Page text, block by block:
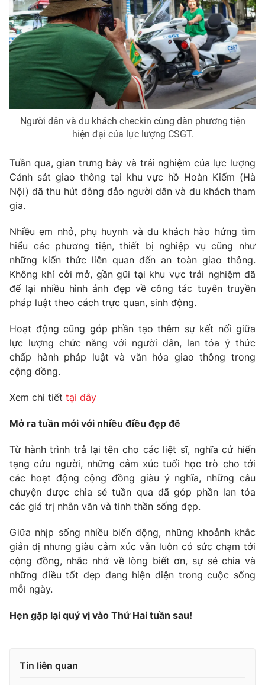
Người dân và du khách checkin cùng dàn phương tiện
hiện đại của lực lượng CSGT.
Tuần qua, gian trưng bày và trải nghiệm của lực lượng
Cảnh sát giao thông tại khu vực hồ Hoàn Kiếm (Hà
Nội) đã thu hút đông đảo người dân và du khách tham
gia.
Nhiều em nhỏ, phụ huynh và du khách hào hứng tìm
hiểu các phương tiện, thiết bị nghiệp vụ cũng như
những kiến thức liên quan đến an toàn giao thông.
Không khí cởi mở, gần gũi tại khu vực trải nghiệm đã
để lại nhiều hình ảnh đẹp về công tác tuyên truyền
pháp luật theo cách trực quan, sinh động.
Hoạt động cũng góp phần tạo thêm sự kết nối giữa
lực lượng chức năng với người dân, lan tỏa ý thức
chấp hành pháp luật và văn hóa giao thông trong
cộng đồng.
Xem chi tiết tại đây
Mở ra tuần mới với nhiều điều đẹp đẽ
Từ hành trình trả lại tên cho các liệt sĩ, nghĩa cử hiến
tạng cứu người, những cảm xúc tuổi học trò cho tới
các hoạt động cộng đồng giàu ý nghĩa, những câu
chuyện được chia sẻ tuần qua đã góp phần lan tỏa
các giá trị nhân văn và tinh thần sống đẹp.
Giữa nhịp sống nhiều biến động, những khoảnh khắc
giản dị nhưng giàu cảm xúc vẫn luôn có sức chạm tới
cộng đồng, nhắc nhớ về lòng biết ơn, sự sẻ chia và
những điều tốt đẹp đang hiện diện trong cuộc sống
mỗi ngày.
Hẹn gặp lại quý vị vào Thứ Hai tuần sau!
Tin liên quan